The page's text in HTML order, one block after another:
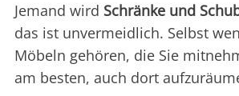
Jemand wird Schränke und
das ist unvermeidlich. Selbst
Möbeln gehören, die Sie
am besten, auch dort